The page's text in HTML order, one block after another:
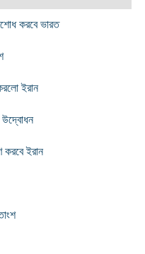
করবে ভারত
ইরান
উদ্বোধন
করবে ইরান